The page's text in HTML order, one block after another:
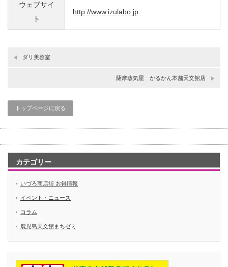
ウェブサイ
ト
http://www.izulabo.jp
ダリ美容室
薩摩蒸気屋 かるかん本舗天文館店
トップページに戻る
カテゴリー
いづろ商店街 お得情報
イベント・ニュース
コラム
鹿児島天文館まちゼミ